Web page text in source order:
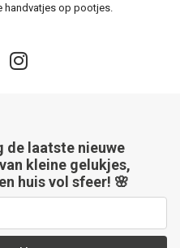
handvatjes op pootjes.
de laatste nieuwe
kleine gelukjes,
huis vol sfeer! 🌸